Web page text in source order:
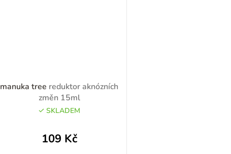
manuka tree reduktor aknózních
změn 15ml
SKLADEM
109 Kč